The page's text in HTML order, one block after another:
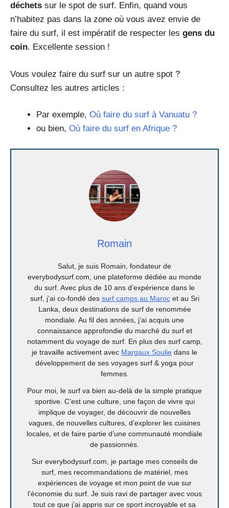
déchets sur le spot de surf. Enfin, quand vous
n’habitez pas dans la zone où vous avez envie de
faire du surf, il est impératif de respecter les gens du
coin. Excellente session !
Vous voulez faire du surf sur un autre spot ?
Consultez les autres articles :
Par exemple, Où faire du surf à Vanuatu ?
ou bien, Où faire du surf en Afrique ?
Romain
Salut, je suis Romain, fondateur de
everybodysurf.com, une plateforme dédiée au monde
du surf. Avec plus de 10 ans d’expérience dans le
surf, j’ai co-fondé des surf camps au Marocet au Sri
Lanka, deux destinations de surf de renommée
mondiale. Au fil des années, j’ai acquis une
connaissance approfondie du marché du surf et
notamment du voyage de surf. En plus des surf camp,
je travaille activement avec Margaux Soulie dans le
développement de ses voyages surf & yoga pour
femmes.
Pour moi, le surf va bien au-delà de la simple pratique
sportive. C’est une culture, une façon de vivre qui
implique de voyager, de découvrir de nouvelles
vagues, de nouvelles cultures, d’explorer les cuisines
locales, et de faire partie d’une communauté mondiale
de passionnés.
Sur everybodysurf.com, je partage mes conseils de
surf, mes recommandations de matériel, mes
expériences de voyage et mon point de vue sur
l’économie du surf. Je suis ravi de partager avec vous
tout ce que j’ai appris sur ce sport incroyable et sa